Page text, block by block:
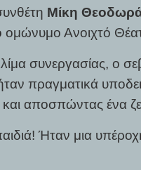
Μίκη
Ανοιχτό
συνεργασίας, ο
πραγματικά
αποσπώντας ένα
Ήταν μια